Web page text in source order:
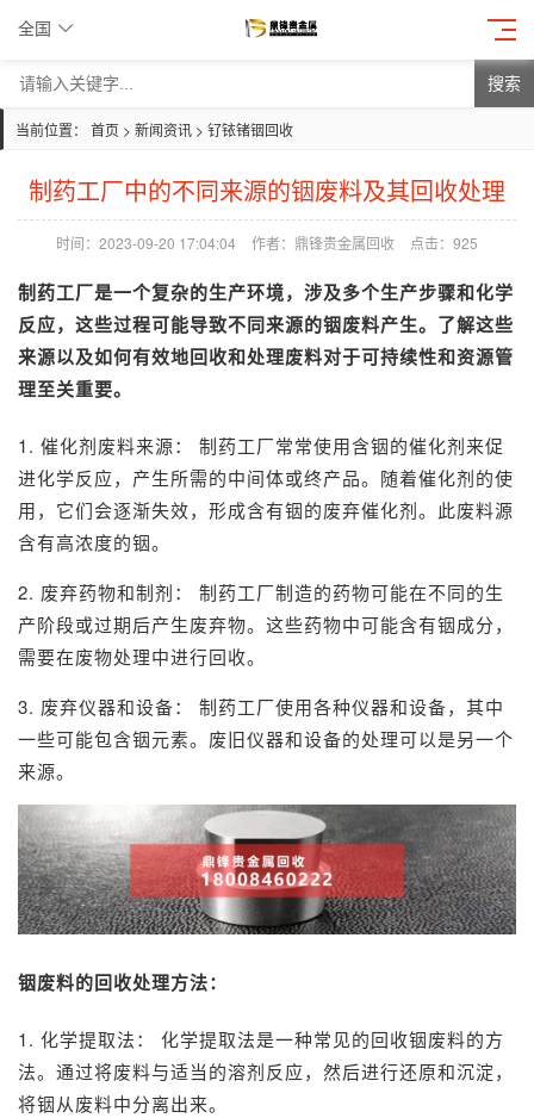
全国
搜索
当前位置： 首页 > 新闻资讯 > 钌铱锗铟回收
制药工厂中的不同来源的铟废料及其回收处理
时间：2023-09-20 17:04:04 作者：鼎锋贵金属回收 点击： 925
制药工厂是一个复杂的生产环境，涉及多个生产步骤和化学
反应，这些过程可能导致不同来源的铟废料产生。了解这些
来源以及如何有效地回收和处理废料对于可持续性和资源管
理至关重要。
1. 催化剂废料来源： 制药工厂常常使用含铟的催化剂来促
进化学反应，产生所需的中间体或终产品。随着催化剂的使
用，它们会逐渐失效，形成含有铟的废弃催化剂。此废料源
含有高浓度的铟。
2. 废弃药物和制剂： 制药工厂制造的药物可能在不同的生
产阶段或过期后产生废弃物。这些药物中可能含有铟成分，
需要在废物处理中进行回收。
3. 废弃仪器和设备： 制药工厂使用各种仪器和设备，其中
一些可能包含铟元素。废旧仪器和设备的处理可以是另一个
来源。
铟废料的回收处理方法：
1. 化学提取法： 化学提取法是一种常见的回收铟废料的方
法。通过将废料与适当的溶剂反应，然后进行还原和沉淀，
将铟从废料中分离出来。